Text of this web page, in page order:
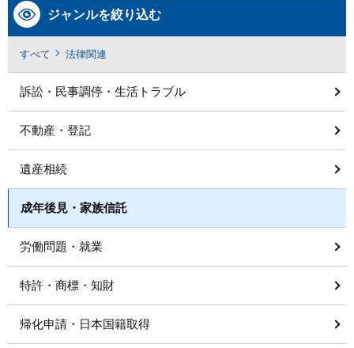
ジャンルを絞り込む
すべて 法律関連
訴訟・民事調停・生活トラブル
不動産・登記
遺産相続
成年後見・家族信託
労働問題・就業
特許・商標・知財
帰化申請・日本国籍取得